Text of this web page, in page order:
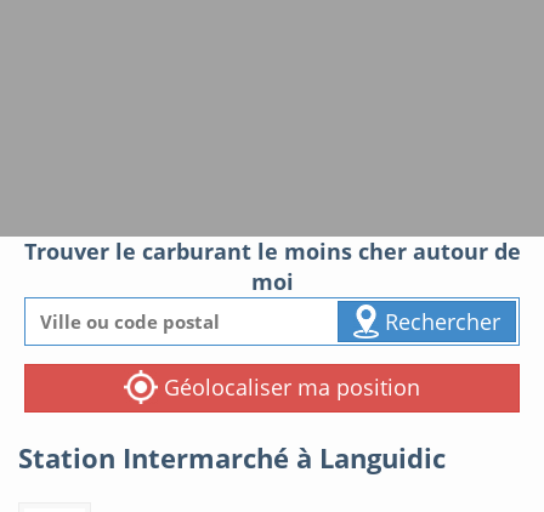
Trouver le carburant le moins cher autour de
moi
Rechercher
Géolocaliser ma position
Station Intermarché à Languidic